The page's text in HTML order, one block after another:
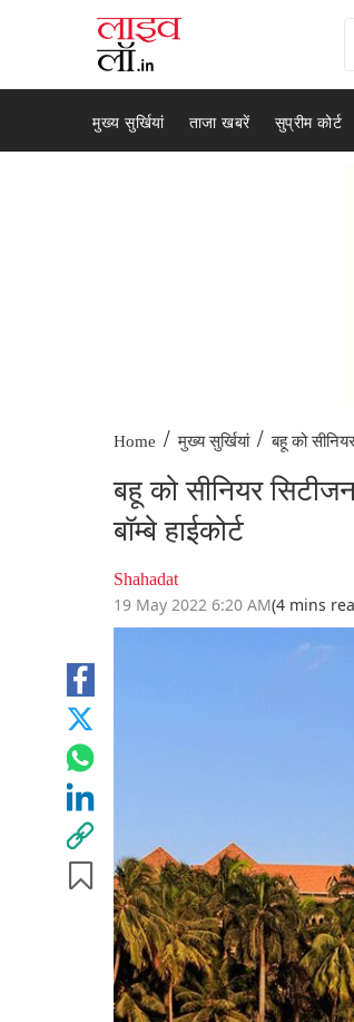
मुख्य सुर्खियां ताजा खबरें सुप्रीम कोर्ट
Home / मुख्य सुर्खियां / बहू को
बहू को सीनियर
बॉम्बे हाईकोर्ट
Shahadat
19 May 2022 6:20 AM(4 mins